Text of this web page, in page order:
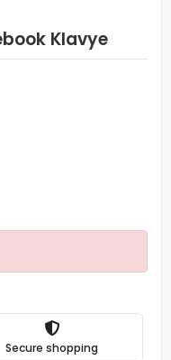
Klavye
Secure shopping